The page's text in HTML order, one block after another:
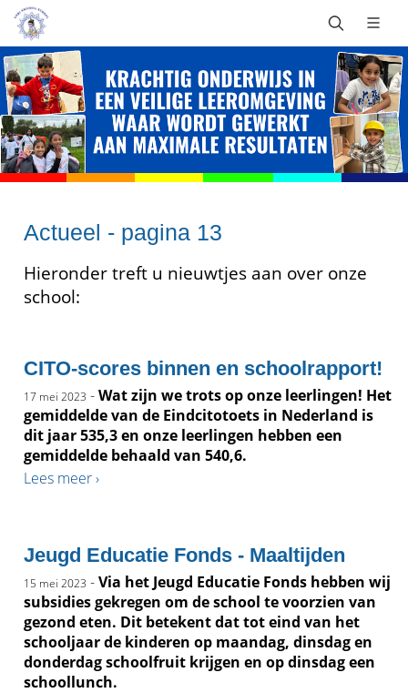
Actueel - pagina 13
Hieronder treft u nieuwtjes aan over onze
school:
CITO-scores binnen en schoolrapport!
17 mei 2023 -Wat zijn we trots op onze leerlingen! Het
gemiddelde van de Eindcitotoets in Nederland is
dit jaar 535,3 en onze leerlingen hebben een
gemiddelde behaald van 540,6.
Lees meer ›
Jeugd Educatie Fonds - Maaltijden
15 mei 2023 -Via het Jeugd Educatie Fonds hebben wij
subsidies gekregen om de school te voorzien van
gezond eten. Dit betekent dat tot eind van het
schooljaar de kinderen op maandag, dinsdag en
donderdag schoolfruit krijgen en op dinsdag een
schoollunch.